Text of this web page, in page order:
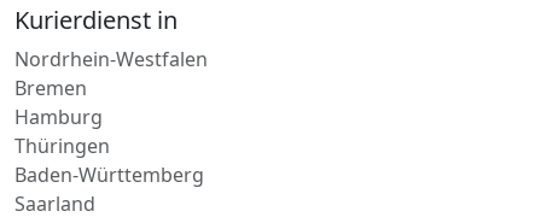
Nordrhein-Westfalen
Bremen
Hamburg
Thüringen
Baden-Württemberg
Saarland
Bayern